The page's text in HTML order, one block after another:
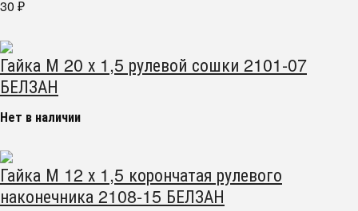
30 ₽
Гайка М 20 х 1,5 рулевой сошки 2101-07
БЕЛЗАН
Нет в наличии
Гайка М 12 х 1,5 корончатая рулевого
наконечника 2108-15 БЕЛЗАН